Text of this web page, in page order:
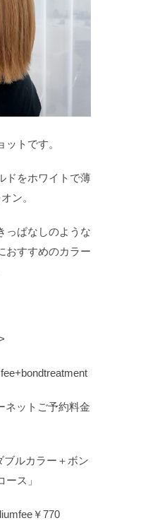
トです。
ドをホワイトで薄
ン。
っぱなしのような
おすすめのカラー
ネットご予約料金
ブルカラー＋ボン
ス」
￥770